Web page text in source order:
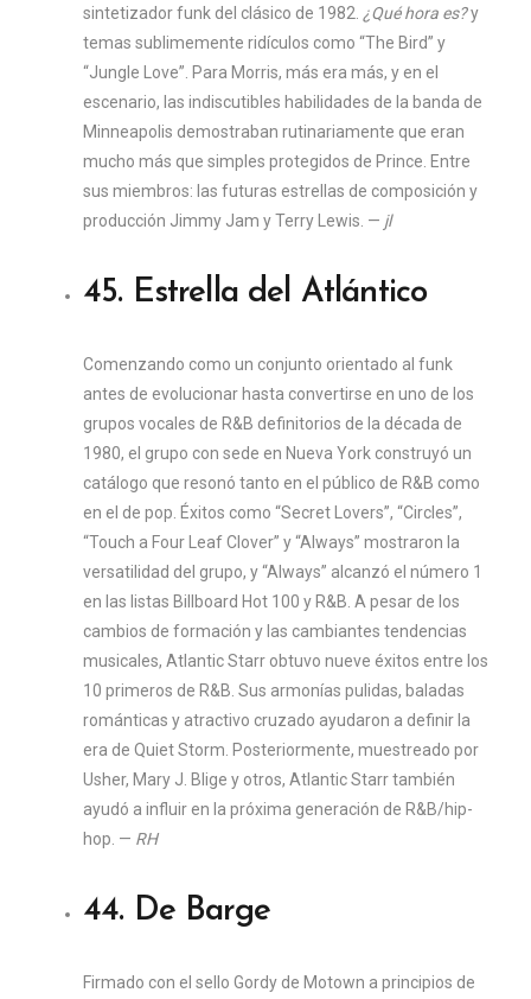
sintetizador funk del clásico de 1982. ¿Qué hora es?y
temas sublimemente ridículos como “The Bird” y
“Jungle Love”. Para Morris, más era más, y en el
escenario, las indiscutibles habilidades de la banda de
Minneapolis demostraban rutinariamente que eran
mucho más que simples protegidos de Prince. Entre
sus miembros: las futuras estrellas de composición y
producción Jimmy Jam y Terry Lewis. — jl
45. Estrella del Atlántico
Comenzando como un conjunto orientado al funk
antes de evolucionar hasta convertirse en uno de los
grupos vocales de R&B definitorios de la década de
1980, el grupo con sede en Nueva York construyó un
catálogo que resonó tanto en el público de R&B como
en el de pop. Éxitos como “Secret Lovers”, “Circles”,
“Touch a Four Leaf Clover” y “Always” mostraron la
versatilidad del grupo, y “Always” alcanzó el número 1
en las listas Billboard Hot 100 y R&B. A pesar de los
cambios de formación y las cambiantes tendencias
musicales, Atlantic Starr obtuvo nueve éxitos entre los
10 primeros de R&B. Sus armonías pulidas, baladas
románticas y atractivo cruzado ayudaron a definir la
era de Quiet Storm. Posteriormente, muestreado por
Usher, Mary J. Blige y otros, Atlantic Starr también
ayudó a influir en la próxima generación de R&B/hip-
hop. — RH
44. De Barge
Firmado con el sello Gordy de Motown a principios de